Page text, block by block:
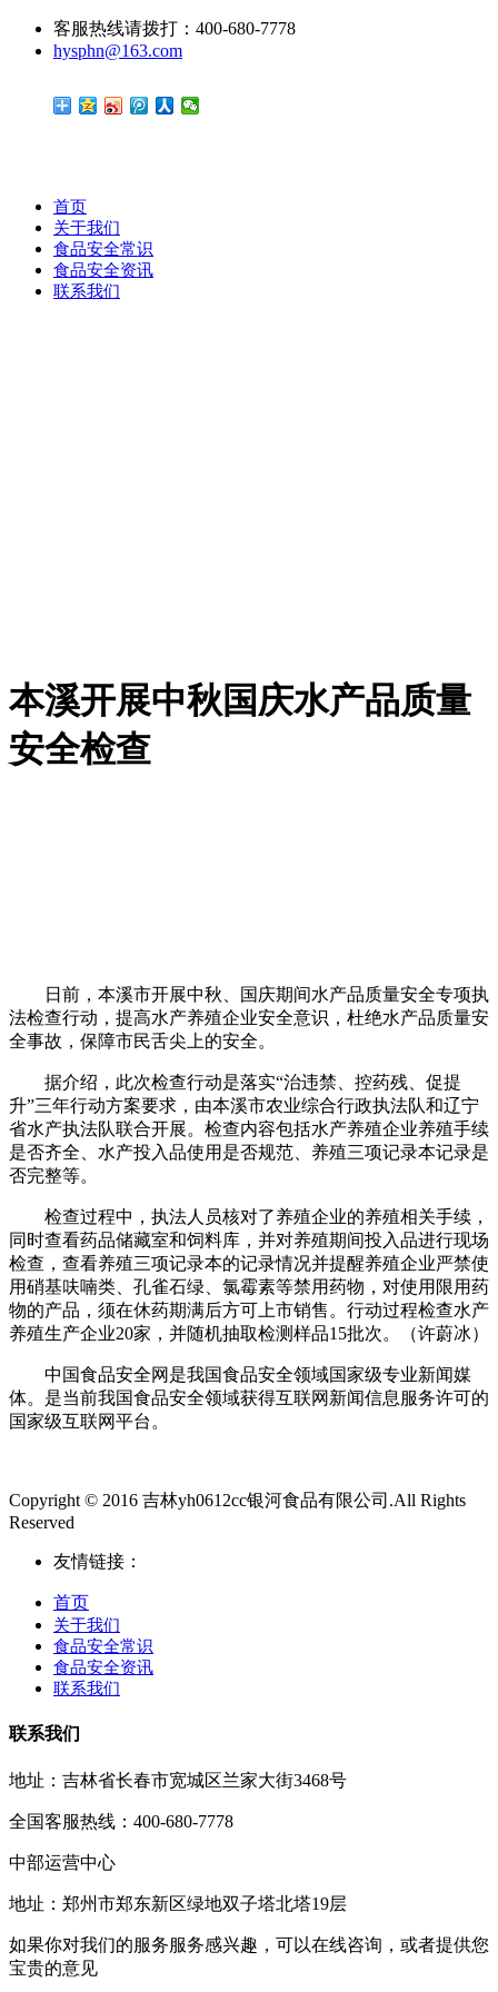
客服热线请拨打：400-680-7778
hysphn@163.com
首页
关于我们
食品安全常识
食品安全资讯
联系我们
本溪开展中秋国庆水产品质量
安全检查
日前，本溪市开展中秋、国庆期间水产品质量安全专项执
法检查行动，提高水产养殖企业安全意识，杜绝水产品质量安
全事故，保障市民舌尖上的安全。
据介绍，此次检查行动是落实“治违禁、控药残、促提
升”三年行动方案要求，由本溪市农业综合行政执法队和辽宁
省水产执法队联合开展。检查内容包括水产养殖企业养殖手续
是否齐全、水产投入品使用是否规范、养殖三项记录本记录是
否完整等。
检查过程中，执法人员核对了养殖企业的养殖相关手续，
同时查看药品储藏室和饲料库，并对养殖期间投入品进行现场
检查，查看养殖三项记录本的记录情况并提醒养殖企业严禁使
用硝基呋喃类、孔雀石绿、氯霉素等禁用药物，对使用限用药
物的产品，须在休药期满后方可上市销售。行动过程检查水产
养殖生产企业20家，并随机抽取检测样品15批次。（许蔚冰）
中国食品安全网是我国食品安全领域国家级专业新闻媒
体。是当前我国食品安全领域获得互联网新闻信息服务许可的
国家级互联网平台。
Copyright © 2016 吉林yh0612cc银河食品有限公司.All Rights
Reserved
友情链接：
首页
关于我们
食品安全常识
食品安全资讯
联系我们
联系我们
地址：吉林省长春市宽城区兰家大街3468号
全国客服热线：400-680-7778
中部运营中心
地址：郑州市郑东新区绿地双子塔北塔19层
如果你对我们的服务服务感兴趣，可以在线咨询，或者提供您
宝贵的意见